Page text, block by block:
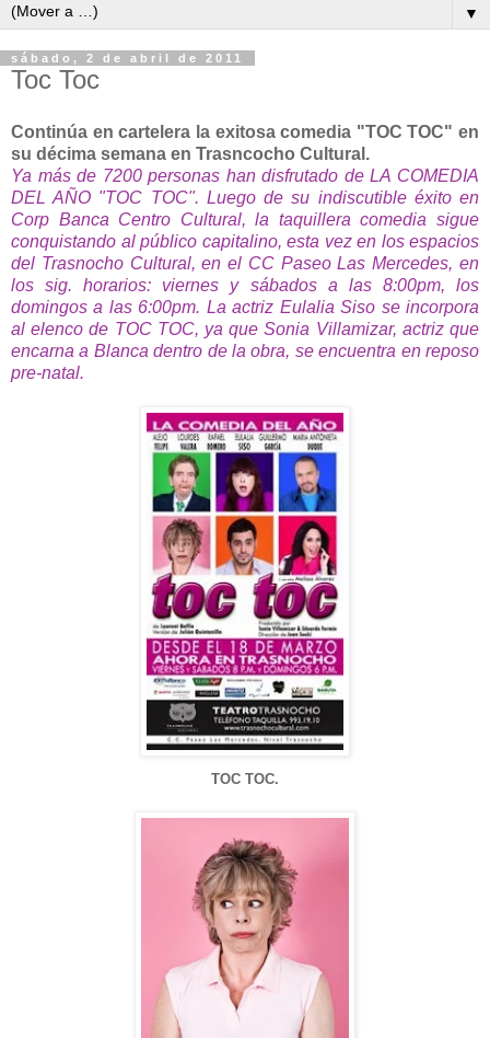
▼
sábado, 2 de abril de 2011
Toc Toc
Continúa en cartelera la exitosa comedia "TOC TOC" en
su décima semana en Trasncocho Cultural.
Ya más de 7200 personas han disfrutado de LA COMEDIA
DEL AÑO "TOC TOC". Luego de su indiscutible éxito en
Corp Banca Centro Cultural, la taquillera comedia sigue
conquistando al público capitalino, esta vez en los espacios
del Trasnocho Cultural, en el CC Paseo Las Mercedes, en
los sig. horarios: viernes y sábados a las 8:00pm, los
domingos a las 6:00pm. La actriz Eulalia Siso se incorpora
al elenco de TOC TOC, ya que Sonia Villamizar, actriz que
encarna a Blanca dentro de la obra, se encuentra en reposo
pre-natal.
TOC TOC.